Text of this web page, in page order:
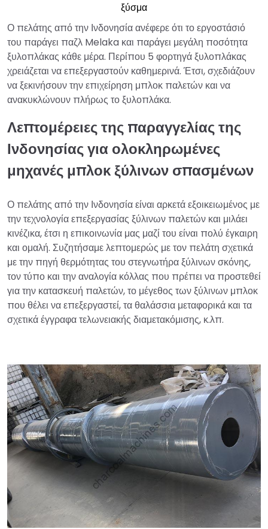
ξύσμα
Ο πελάτης από την Ινδονησία ανέφερε ότι το εργοστάσιό
του παράγει παζλ Melaka και παράγει μεγάλη ποσότητα
ξυλοπλάκας κάθε μέρα. Περίπου 5 φορτηγά ξυλοπλάκας
χρειάζεται να επεξεργαστούν καθημερινά. Έτσι, σχεδιάζουν
να ξεκινήσουν την επιχείρηση μπλοκ παλετών και να
ανακυκλώνουν πλήρως το ξυλοπλάκα.
Λεπτομέρειες της παραγγελίας της
Ινδονησίας για ολοκληρωμένες
μηχανές μπλοκ ξύλινων σπασμένων
Ο πελάτης από την Ινδονησία είναι αρκετά εξοικειωμένος με
την τεχνολογία επεξεργασίας ξύλινων παλετών και μιλάει
κινέζικα, έτσι η επικοινωνία μας μαζί του είναι πολύ έγκαιρη
και ομαλή. Συζητήσαμε λεπτομερώς με τον πελάτη σχετικά
με την πηγή θερμότητας του στεγνωτήρα ξύλινων σκόνης,
τον τύπο και την αναλογία κόλλας που πρέπει να προστεθεί
για την κατασκευή παλετών, το μέγεθος των ξύλινων μπλοκ
που θέλει να επεξεργαστεί, τα θαλάσσια μεταφορικά και τα
σχετικά έγγραφα τελωνειακής διαμετακόμισης, κ.λπ.